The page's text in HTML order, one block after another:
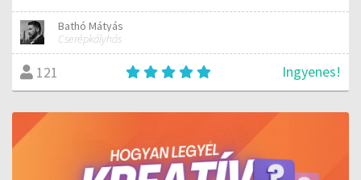
Bathó Mátyás
Cserépkályhás
121 Ingyenes!